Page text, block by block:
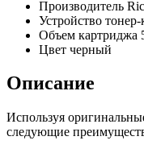
Производитель
Устройство
Объем картриджа
Цвет черный
Описание
Используя
следующие